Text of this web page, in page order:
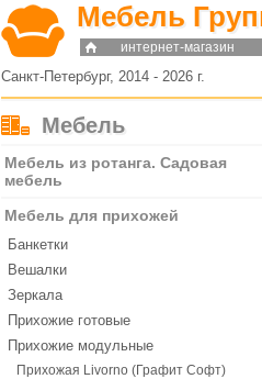
Мебель
интернет-магазин
Санкт-Петербург, 2014 - 2026 г.
Мебель
Мебель из ротанга. Садовая
мебель
Мебель для прихожей
Банкетки
Вешалки
Зеркала
Прихожие готовые
Прихожие модульные
Прихожая Livorno (Графит Софт)